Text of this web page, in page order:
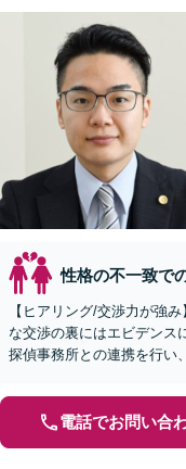
性格の不一致で
【ヒアリング/交渉力が強
な交渉の裏にはエビデンス
探偵事務所との連携を行い
電話でお問い合